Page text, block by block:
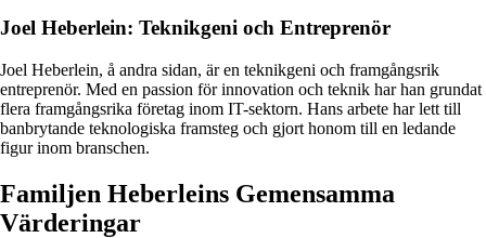
Joel Heberlein: Teknikgeni och Entreprenör
Joel Heberlein, å andra sidan, är en teknikgeni och framgångsrik
entreprenör. Med en passion för innovation och teknik har han grundat
flera framgångsrika företag inom IT-sektorn. Hans arbete har lett till
banbrytande teknologiska framsteg och gjort honom till en ledande
figur inom branschen.
Familjen Heberleins Gemensamma
Värderingar